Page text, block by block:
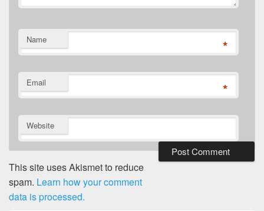
Name *
Email *
Website
This site uses Akismet to reduce
spam. Learn how your comment
data is processed.